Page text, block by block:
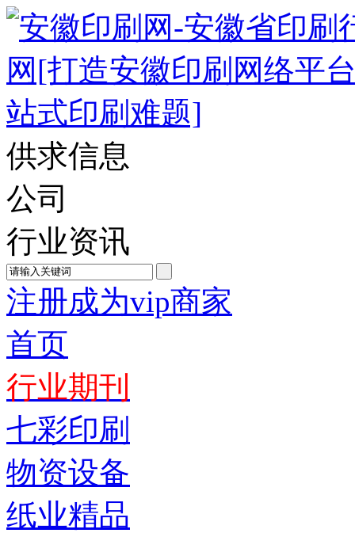
供求信息
公司
行业资讯
注册成为vip商家
首页
行业期刊
七彩印刷
物资设备
纸业精品